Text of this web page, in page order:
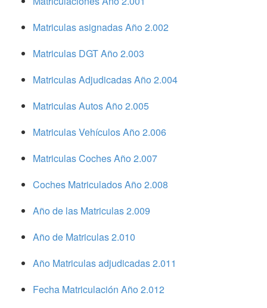
Matriculas asignadas Año 2.002
Matriculas DGT Año 2.003
Matriculas Adjudicadas Año 2.004
Matriculas Autos Año 2.005
Matriculas Vehículos Año 2.006
Matriculas Coches Año 2.007
Coches Matriculados Año 2.008
Año de las Matriculas 2.009
Año de Matriculas 2.010
Año Matriculas adjudicadas 2.011
Fecha Matriculación Año 2.012